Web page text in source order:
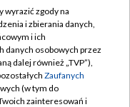
wyrazić zgody na
i zbierania danych,
i ich
danych osobowych przez
dalej również „TVP”),
Zaufanych
(w tym do
zainteresowań i